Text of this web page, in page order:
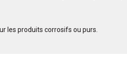
les produits corrosifs ou purs.